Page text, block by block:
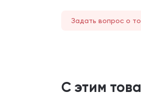
Задать вопрос о
С этим